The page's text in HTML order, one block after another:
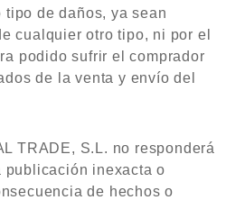
tipo de daños, ya sean
cualquier otro tipo, ni por el
podido sufrir el comprador
de la venta y envío del
TRADE, S.L. no responderá
publicación inexacta o
de hechos o